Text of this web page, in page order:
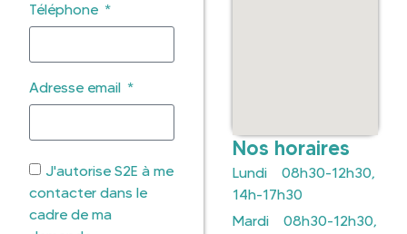
Téléphone
Adresse email
J'autorise S2E à me
contacter dans le
cadre de ma
Nos horaires
Lundi 08h30-12h30,
14h-17h30
Mardi 08h30-12h30,